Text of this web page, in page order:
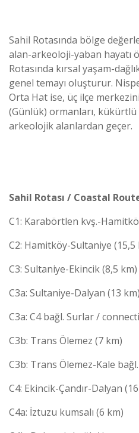
Sahil Rotasında bölge
alan-arkeoloji-yaban hayatı
Rotasında kırsal yaşam-
genel temayı oluşturur.
Orta Hat ise, üç ilçe
(Günlük) ormanları, kükürtlü
arkeolojik alanlardan geçer.
Sahil Rotası / Coastal
C1: Karabörtlen kvş.-
C2: Hamitköy-Sultaniye (15,5
C3: Sultaniye-Ekincik (8,5 km)
C3a: Sultaniye-Dalyan (13 km)
C3a: C4 bağl. Surlar /
C3b: Trans Ölemez (7 km)
C3b: Trans Ölemez-Kale
C4: Ekincik-Çandır-Dalyan
C4a: İztuzu kumsalı (6 km)